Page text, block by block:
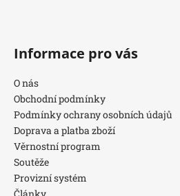
Informace pro vás
O nás
Obchodní podmínky
Podmínky ochrany osobních údajů
Doprava a platba zboží
Věrnostní program
Soutěže
Provizní systém